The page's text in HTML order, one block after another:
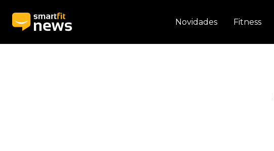
Novidades Fitness